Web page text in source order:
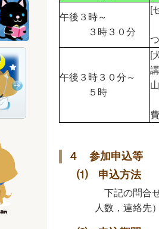
午後３時～
３時３０分
[
午後３時３０分～
５時
[
４ 参加申込等
⑴ 申込方法
下記の問合
人数，連絡先